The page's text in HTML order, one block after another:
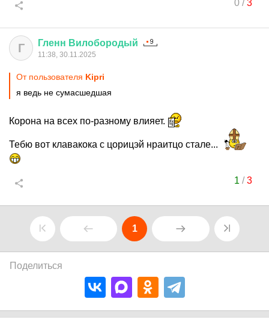
0/ 3
Г Гленн Вилобородый
11:38, 30.11.2025
От пользователя Kipri
я ведь не сумасшедшая
Корона на всех по-разному влияет.
Тебю вот клавакока с цорицэй нраитцо стале...
1 /3
1
Поделиться